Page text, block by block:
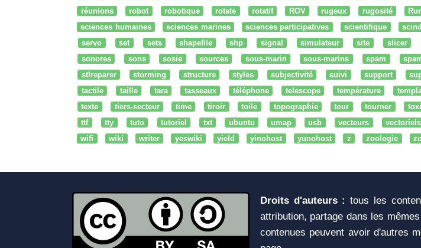
réunions
robot robotique rotate rotatif ROV rugeux rugosité
sciences humaines
sciences marines sciences participatives scientifique
servo
set sets shapefile shp signal simulateur site slicer
sonores
sons sosie sources sous-marin sous-marins spam
stlreparer
storming structure styles subjectivité suivi support
tactile
taille tara tasseaux téléphone telescope température
texte
tiers-secteur time tiroir toile topographie tour tourner
ttf
tty tuto tutoriel txt ubuntu umap usb vecteurs vectoriels
wifi
wiki writer yeswiki yield yinohost yunohost z zoologie
Droits d'auteurs : tous les
attribution, partage dans les
contenues peuvent avoir d'autres